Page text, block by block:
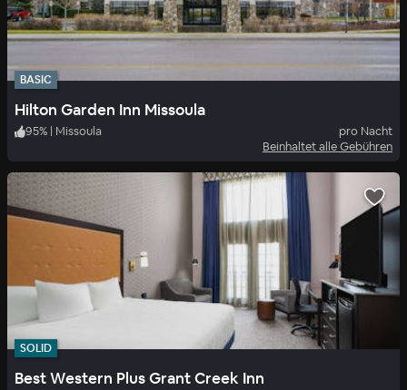
BASIC
Hilton Garden Inn Missoula
95% | Missoula
pro Nacht
Beinhaltet alle Gebühren
SOLID
Best Western Plus Grant Creek Inn